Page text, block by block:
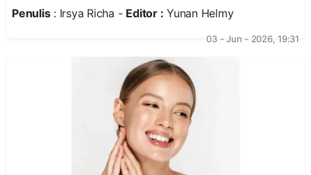
Penulis: Irsya Richa - Editor : Yunan Helmy
03 - Jun - 2026, 19:31